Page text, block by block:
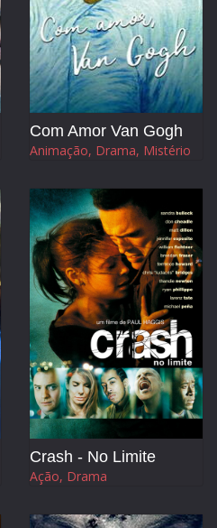
Com Amor Van Gogh
Animação, Drama, Mistério
Crash - No Limite
Ação, Drama